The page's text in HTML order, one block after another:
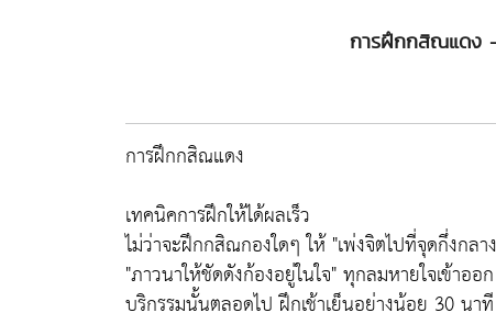
การฝึกกสิณแดง
การฝึกกสิณแดง
เทคนิคการฝึกให้ได้ผลเร็ว
ไม่ว่าจะฝึกกสิณกองใดๆ ให้ "เพ่งจิตไปที่จุดกึ่งกล
"ภาวนาให้ชัดดังก้องอยู่ในใจ" ทุกลมหายใจเข้าออ
บริกรรมนั้นตลอดไป ฝึกเช้าเย็นอย่างน้อย 30 นาที